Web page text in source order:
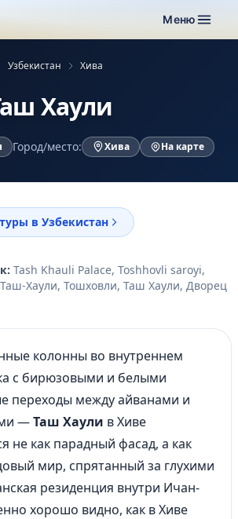
Меню
Узбекистан Хива
Хаули
Город/место: Хива На карте
в Узбекистан
Tash Khauli Palace, Toshhovli saroyi,
Хаули, Тошховли, Таш Хаули, Дворец
колонны во внутреннем
с бирюзовыми и белыми
переходы между айванами и
—Таш Хаули в Хиве
не как парадный фасад, а как
мир, спрятанный за глухими
резиденция внутри Ичан-
хорошо видно, как в Хиве